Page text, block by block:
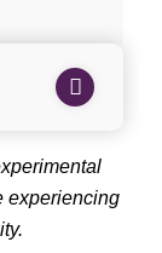
experiencing